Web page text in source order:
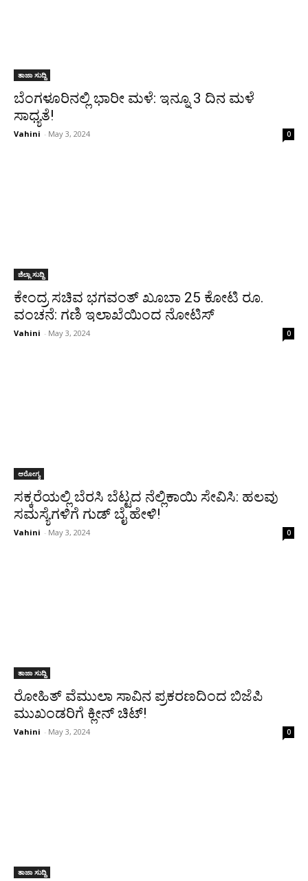
ತಾಜಾ ಸುದ್ದಿ
ಬೆಂಗಳೂರಿನಲ್ಲಿ ಭಾರೀ ಮಳೆ: ಇನ್ನೂ 3 ದಿನ ಮಳೆ
ಸಾಧ್ಯತೆ!
Vahini - May 3, 2024 0
ಜಿಲ್ಲಾ ಸುದ್ದಿ
ಕೇಂದ್ರ ಸಚಿವ ಭಗವಂತ್ ಖೂಬಾ 25 ಕೋಟಿ ರೂ.
ವಂಚನೆ: ಗಣಿ ಇಲಾಖೆಯಿಂದ ನೋಟಿಸ್
Vahini - May 3, 2024 0
ಆರೋಗ್ಯ
ಸಕ್ಕರೆಯಲ್ಲಿ ಬೆರಸಿ ಬೆಟ್ಟದ ನೆಲ್ಲಿಕಾಯಿ ಸೇವಿಸಿ: ಹಲವು
ಸಮಸ್ಯೆಗಳಿಗೆ ಗುಡ್ ಬೈ ಹೇಳಿ!
Vahini - May 3, 2024 0
ತಾಜಾ ಸುದ್ದಿ
ರೋಹಿತ್ ವೆಮುಲಾ ಸಾವಿನ ಪ್ರಕರಣದಿಂದ ಬಿಜೆಪಿ
ಮುಖಂಡರಿಗೆ ಕ್ಲೀನ್ ಚಿಟ್!
Vahini - May 3, 2024 0
ತಾಜಾ ಸುದ್ದಿ